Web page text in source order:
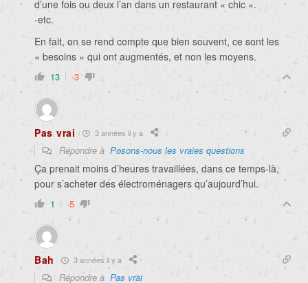
d’une fois ou deux l’an dans un restaurant « chic ».
-etc.
En fait, on se rend compte que bien souvent, ce sont les
« besoins » qui ont augmentés, et non les moyens.
13 -3
Pas vrai 3 années il y a
Répondre à Posons-nous les vraies questions
Ça prenait moins d’heures travaillées, dans ce temps-là,
pour s’acheter des électroménagers qu’aujourd’hui.
1 -5
Bah 3 années il y a
Répondre à Pas vrai